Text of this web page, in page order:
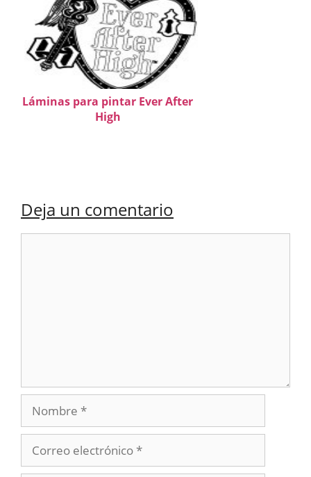
Láminas para pintar Ever After
High
Deja un comentario
electrónico